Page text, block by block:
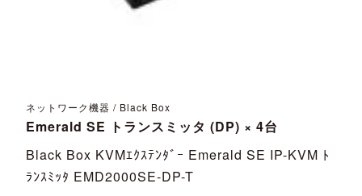
ネットワーク機器 / Black Box
Emerald SE トランスミッタ (DP) × 4台
Black Box KVMｴｸｽﾃﾝﾀﾞｰ Emerald SE IP-KVM ﾄ
ﾗﾝｽﾐｯﾀ EMD2000SE-DP-T